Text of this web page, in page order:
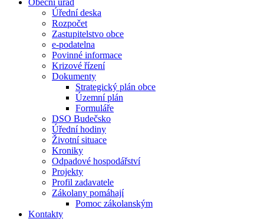
Obecní úřad
Úřední deska
Rozpočet
Zastupitelstvo obce
e-podatelna
Povinné informace
Krizové řízení
Dokumenty
Strategický plán obce
Územní plán
Formuláře
DSO Budečsko
Úřední hodiny
Životní situace
Kroniky
Odpadové hospodářství
Projekty
Profil zadavatele
Zákolany pomáhají
Pomoc zákolanským
Kontakty